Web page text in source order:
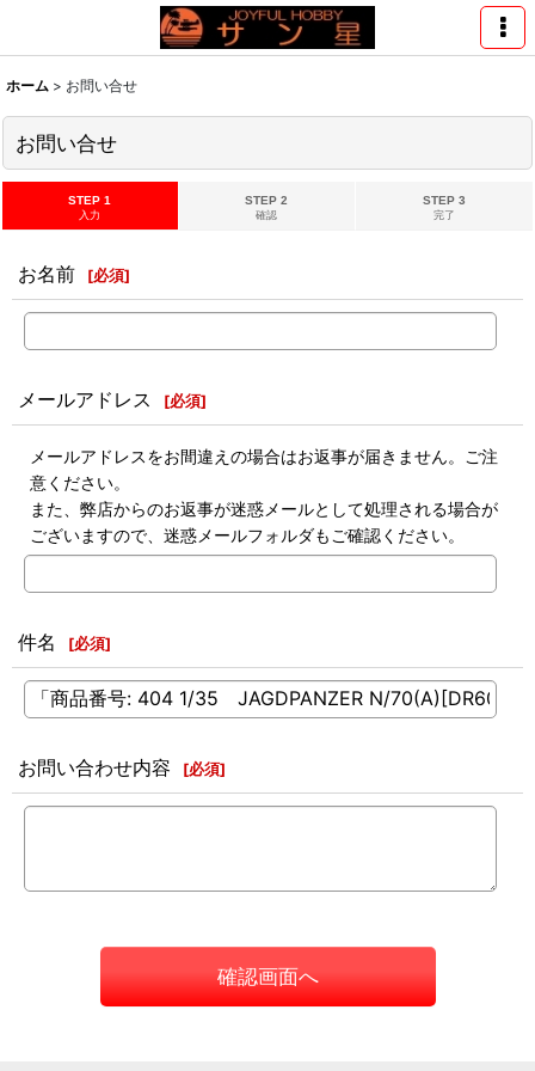
ホーム > お問い合せ
お問い合せ
STEP 1
入力
STEP 2
確認
STEP 3
完了
お名前 [必須]
メールアドレス [必須]
メールアドレスをお間違えの場合はお返事が届きません。ご注
意ください。
また、弊店からのお返事が迷惑メールとして処理される場合が
ございますので、迷惑メールフォルダもご確認ください。
件名 [必須]
お問い合わせ内容 [必須]
確認画面へ